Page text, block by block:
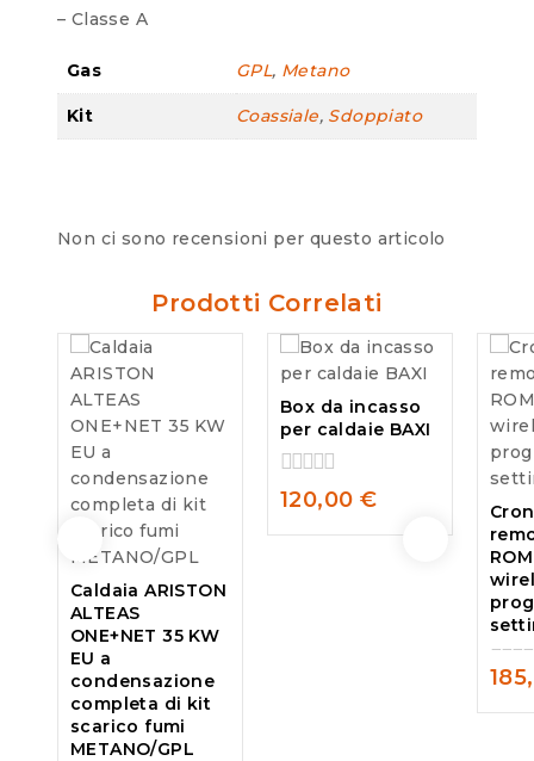
– Classe A
Gas GPL, Metano
Kit Coassiale, Sdoppiato
Non ci sono recensioni per questo articolo
Prodotti Correlati
Caldaia ARISTON
ALTEAS
ONE+NET 35 KW
EU a
condensazione
completa di kit
scarico fumi
METANO/GPL
Box da incasso
per caldaie BAXI
0
out
of
120,00 €
0
out